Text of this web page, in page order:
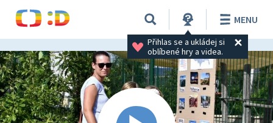
Přihlas se a ukládej si
oblíbené hry a videa.
MENU